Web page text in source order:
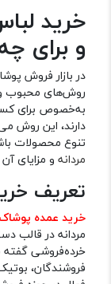
خرید
و برای
در بازار فروش
روش‌های محبوب و
به‌خصوص برای
دارند، این روش
تنوع محصولات
مردانه و مزایای
تعریف
خرید عمده پوشاک
مردانه در قالب
خرده‌فروشی
فروشندگان،